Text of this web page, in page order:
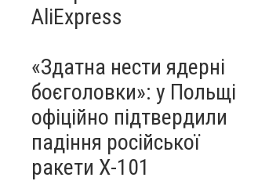
AliExpress
«Здатна нести ядерні
боєголовки»: у Польщі
офіційно підтвердили
падіння російської
ракети Х-101